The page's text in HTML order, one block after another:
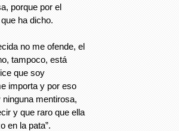
porque por el
ha dicho.
no me ofende, el
tampoco, está
que soy
importa y por eso
mentirosa,
y que raro que ella
en la pata”.